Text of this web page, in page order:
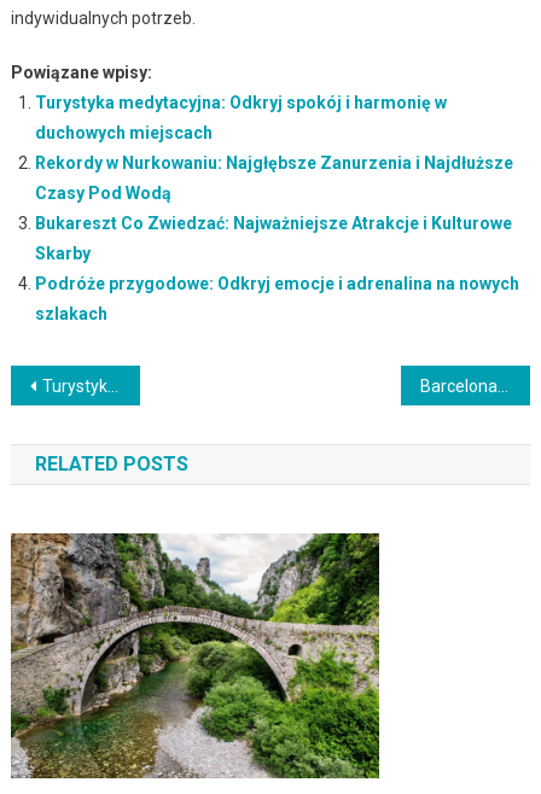
indywidualnych potrzeb.
Powiązane wpisy:
Turystyka medytacyjna: Odkryj spokój i harmonię w
duchowych miejscach
Rekordy w Nurkowaniu: Najgłębsze Zanurzenia i Najdłuższe
Czasy Pod Wodą
Bukareszt Co Zwiedzać: Najważniejsze Atrakcje i Kulturowe
Skarby
Podróże przygodowe: Odkryj emocje i adrenalina na nowych
szlakach
Nawigacja
wpisu
Turystyka kajakowa: Odkryj piękno rzek i jezior na kajakowych wycieczkach
RELATED POSTS